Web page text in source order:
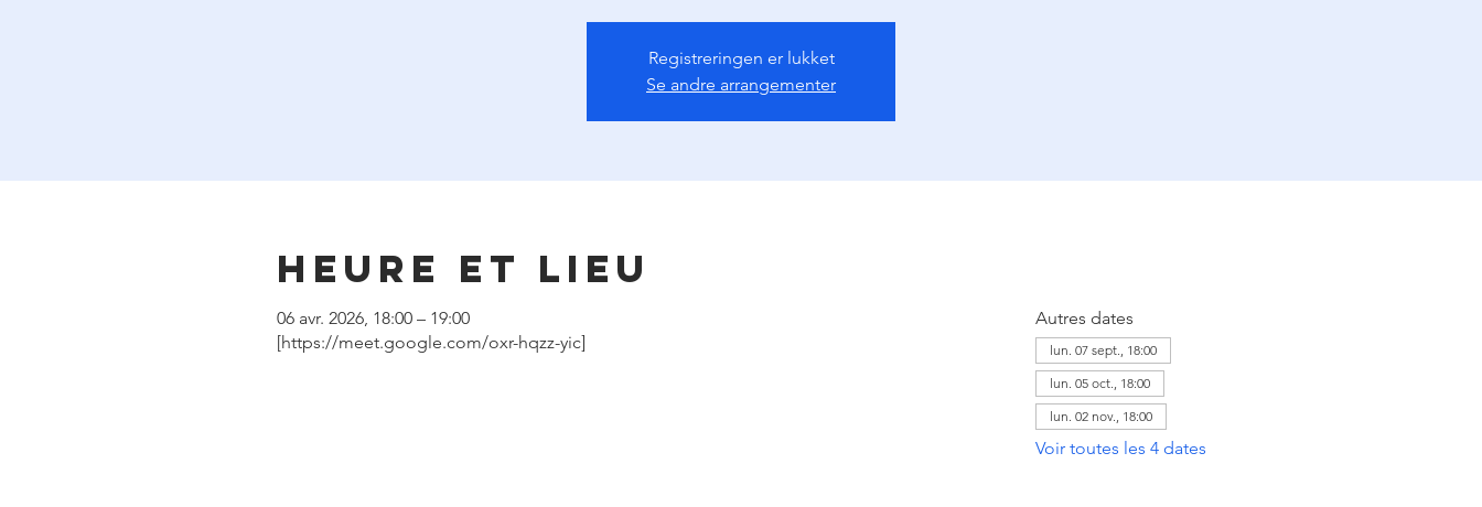
Registreringen er lukket
Se andre arrangementer
Heure et lieu
06 avr. 2026, 18:00 – 19:00
[https://meet.google.com/oxr-hqzz-yic]
Autres dates
lun. 07 sept., 18:00
lun. 05 oct., 18:00
lun. 02 nov., 18:00
Voir toutes les 4 dates